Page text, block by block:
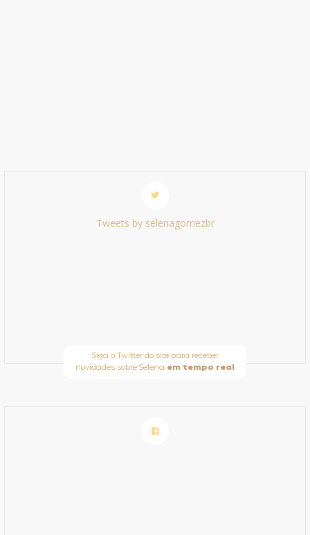
Tweets by selenagomezbr
Siga o Twitter do site para receber
novidades sobre Selena em tempo real